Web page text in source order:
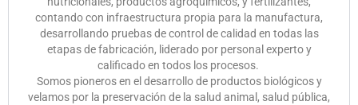
contando con infraestructura propia para la manufactura,
desarrollando pruebas de control de calidad en todas las
etapas de fabricación, liderado por personal experto y
calificado en todos los procesos.
Somos pioneros en el desarrollo de productos biológicos y
velamos por la preservación de la salud animal, salud pública,